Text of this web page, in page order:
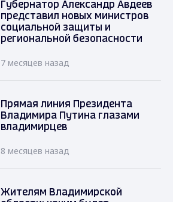
Губернатор Александр Авдеев
представил новых министров
социальной защиты и
региональной безопасности
7 месяцев назад
Прямая линия Президента
Владимира Путина глазами
владимирцев
8 месяцев назад
Жителям Владимирской